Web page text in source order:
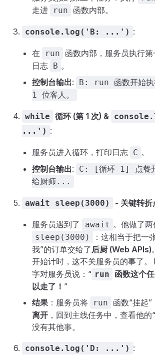
走进
run 函数内部。
console.log('B: ...') :
在 run
函数内部，服务员执行
日志 B 。
控制台输出:
B: run 函数开始执
1 位客人。
while 循环 (第 1 次) &
...') :
服务员进入循环，打印日志 C 。
控制台输出:
C: [循环 1] 点餐开
给厨师...
await sleep(3000) - 关键转折
服务员遇到了 await 。他做了
sleep(3000)
：这相当于把一
我”的订单交给了 后厨 (Web APIs)
开始计时，这不关服务员的事了。
字对服务员说：“ run
函数这个
以走了！ ”
结果 ：服务员将 run 函数“挂起”
离开 ，回到主线任务中，查看他的
没有其他事。
console.log('D: ...') :